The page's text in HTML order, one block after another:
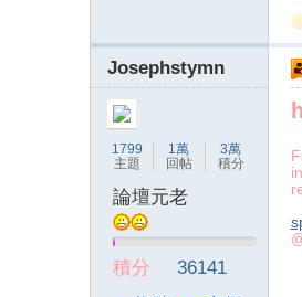
Josephstymn
1799
主題
1萬
回帖
3萬
積分
論壇元老
積分
36141